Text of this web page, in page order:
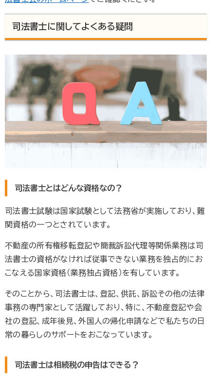
司法書士に関してよくある疑問
司法書士とはどんな資格なの？
司法書士試験は国家試験として法務省が実施しており、難
関資格の一つとされています。
不動産の所有権移転登記や簡裁訴訟代理等関係業務は司
法書士の資格がなければ従事できない業務を独占的にお
こなえる国家資格（業務独占資格）を有しています。
そのことから、司法書士は、登記、供託、訴訟その他の法律
事務の専門家として活躍しており、特に、不動産登記や会
社の登記、成年後見、外国人の帰化申請などで私たちの日
常の暮らしのサポートをおこなっています。
司法書士は相続税の申告はできる？